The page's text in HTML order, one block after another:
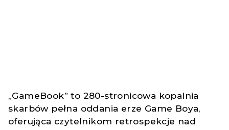
„GameBook” to 280-stronicowa kopalnia
skarbów pełna oddania erze Game Boya,
oferująca czytelnikom retrospekcje nad